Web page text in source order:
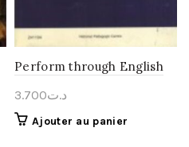
Perform through English
د.ت3.700
Ajouter au panier